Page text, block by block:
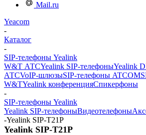
Mail.ru
Yeacom
-
Каталог
-
SIP-телефоны Yealink
W&T АТСYealink SIP-телефоныYealink
АТСVoIP-шлюзыSIP-телефоны ATCOM
W&TYealink конференцияСпикерфоны
-
SIP-телефоны Yealink
Yealink SIP-телефоныВидеотелефоны
-Yealink SIP-T21P
Yealink SIP-T21P